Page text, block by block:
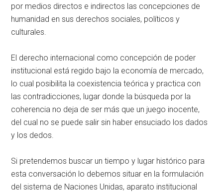
por medios directos e indirectos las concepciones de
humanidad en sus derechos sociales, políticos y
culturales.
El derecho internacional como concepción de poder
institucional está regido bajo la economía de mercado,
lo cual posibilita la coexistencia teórica y practica con
las contradicciones, lugar donde la búsqueda por la
coherencia no deja de ser más que un juego inocente,
del cual no se puede salir sin haber ensuciado los dados
y los dedos.
Si pretendemos buscar un tiempo y lugar histórico para
esta conversación lo debemos situar en la formulación
del sistema de Naciones Unidas, aparato institucional